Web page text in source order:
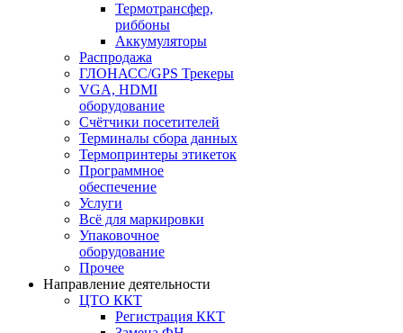
Термотрансфер,
риббоны
Аккумуляторы
Распродажа
ГЛОНАСС/GPS Трекеры
VGA, HDMI
оборудование
Счётчики посетителей
Терминалы сбора данных
Термопринтеры этикеток
Программное
обеспечение
Услуги
Всё для маркировки
Упаковочное
оборудование
Прочее
Направление деятельности
ЦТО ККТ
Регистрация ККТ